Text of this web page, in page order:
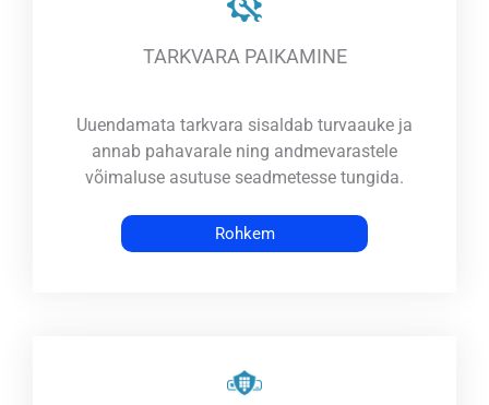
TARKVARA PAIKAMINE
Uuendamata tarkvara sisaldab turvaauke ja
annab pahavarale ning andmevarastele
võimaluse asutuse seadmetesse tungida.
Rohkem